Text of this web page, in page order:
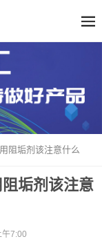
阻垢剂该注意什么
垢剂该注意
7:00